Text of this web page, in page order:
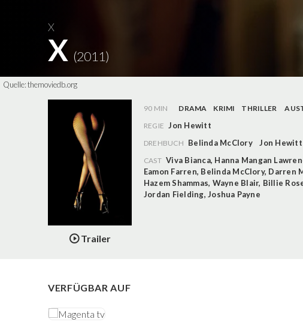
X
X (2011)
Quelle:themoviedb.org
Trailer
90 MIN DRAMA KRIMI THRILLER
REGIE Jon Hewitt
DREHBUCH Belinda McClory Jon Hewitt
CAST Viva Bianca, Hanna Mangan
Eamon Farren, Belinda McClory, Darren
Hazem Shammas, Wayne Blair, Billie
Jordan Fielding,Joshua Payne
VERFÜGBAR AUF